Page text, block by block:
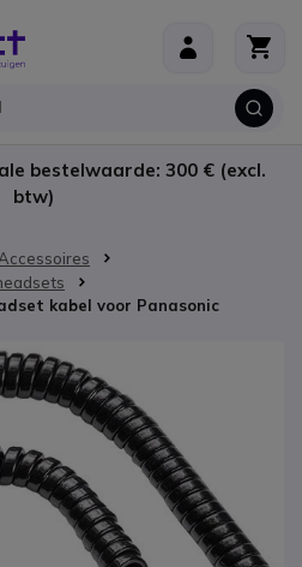
bestelwaarde: 300 € (excl.
btw)
Accessoires
kabel voor Panasonic
gallerij